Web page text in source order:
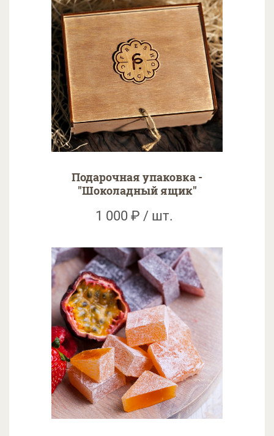
Подарочная упаковка -
"Шоколадный ящик"
1 000 ₽ / шт.